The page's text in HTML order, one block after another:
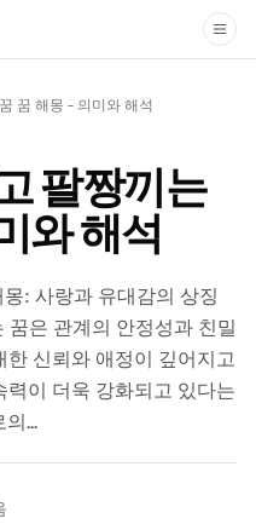
꿈 해몽 - 의미와 해석
팔짱끼는
와 해석
: 사랑과 유대감의 상징
은 관계의 안정성과 친밀
신뢰와 애정이 깊어지고
이 더욱 강화되고 있다는
...